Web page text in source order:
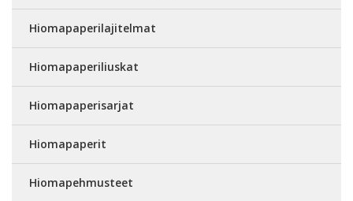
Hiomapaperilajitelmat
Hiomapaperiliuskat
Hiomapaperisarjat
Hiomapaperit
Hiomapehmusteet